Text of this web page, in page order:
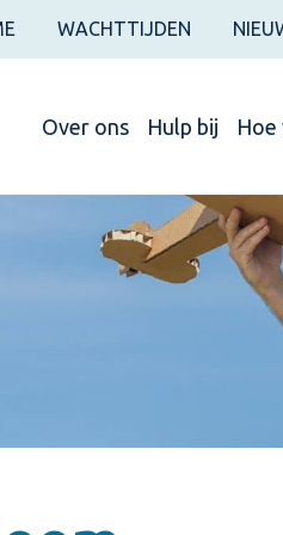
WACHTTIJDEN
Over ons Hulp bij Hoe